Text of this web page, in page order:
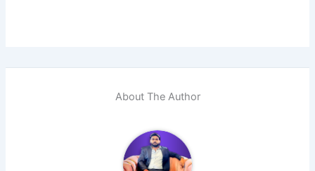
About The Author